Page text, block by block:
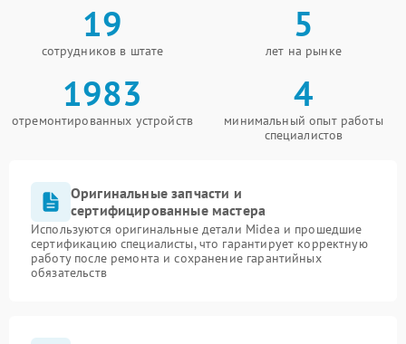
19
сотрудников в штате
5
лет на рынке
1983
отремонтированных устройств
4
минимальный опыт работы
специалистов
Оригинальные запчасти и
сертифицированные мастера
Используются оригинальные детали Midea и прошедшие
сертификацию специалисты, что гарантирует корректную
работу после ремонта и сохранение гарантийных
обязательств